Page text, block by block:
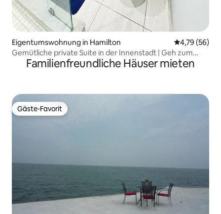
Eigentumswohnung in Hamilton
4,79 (56)
Gemütliche private Suite in der Innenstadt | Geh zum
Hamilton GO
Familienfreundliche Häuser mieten
Gäste-Favorit
Gäste-Favorit